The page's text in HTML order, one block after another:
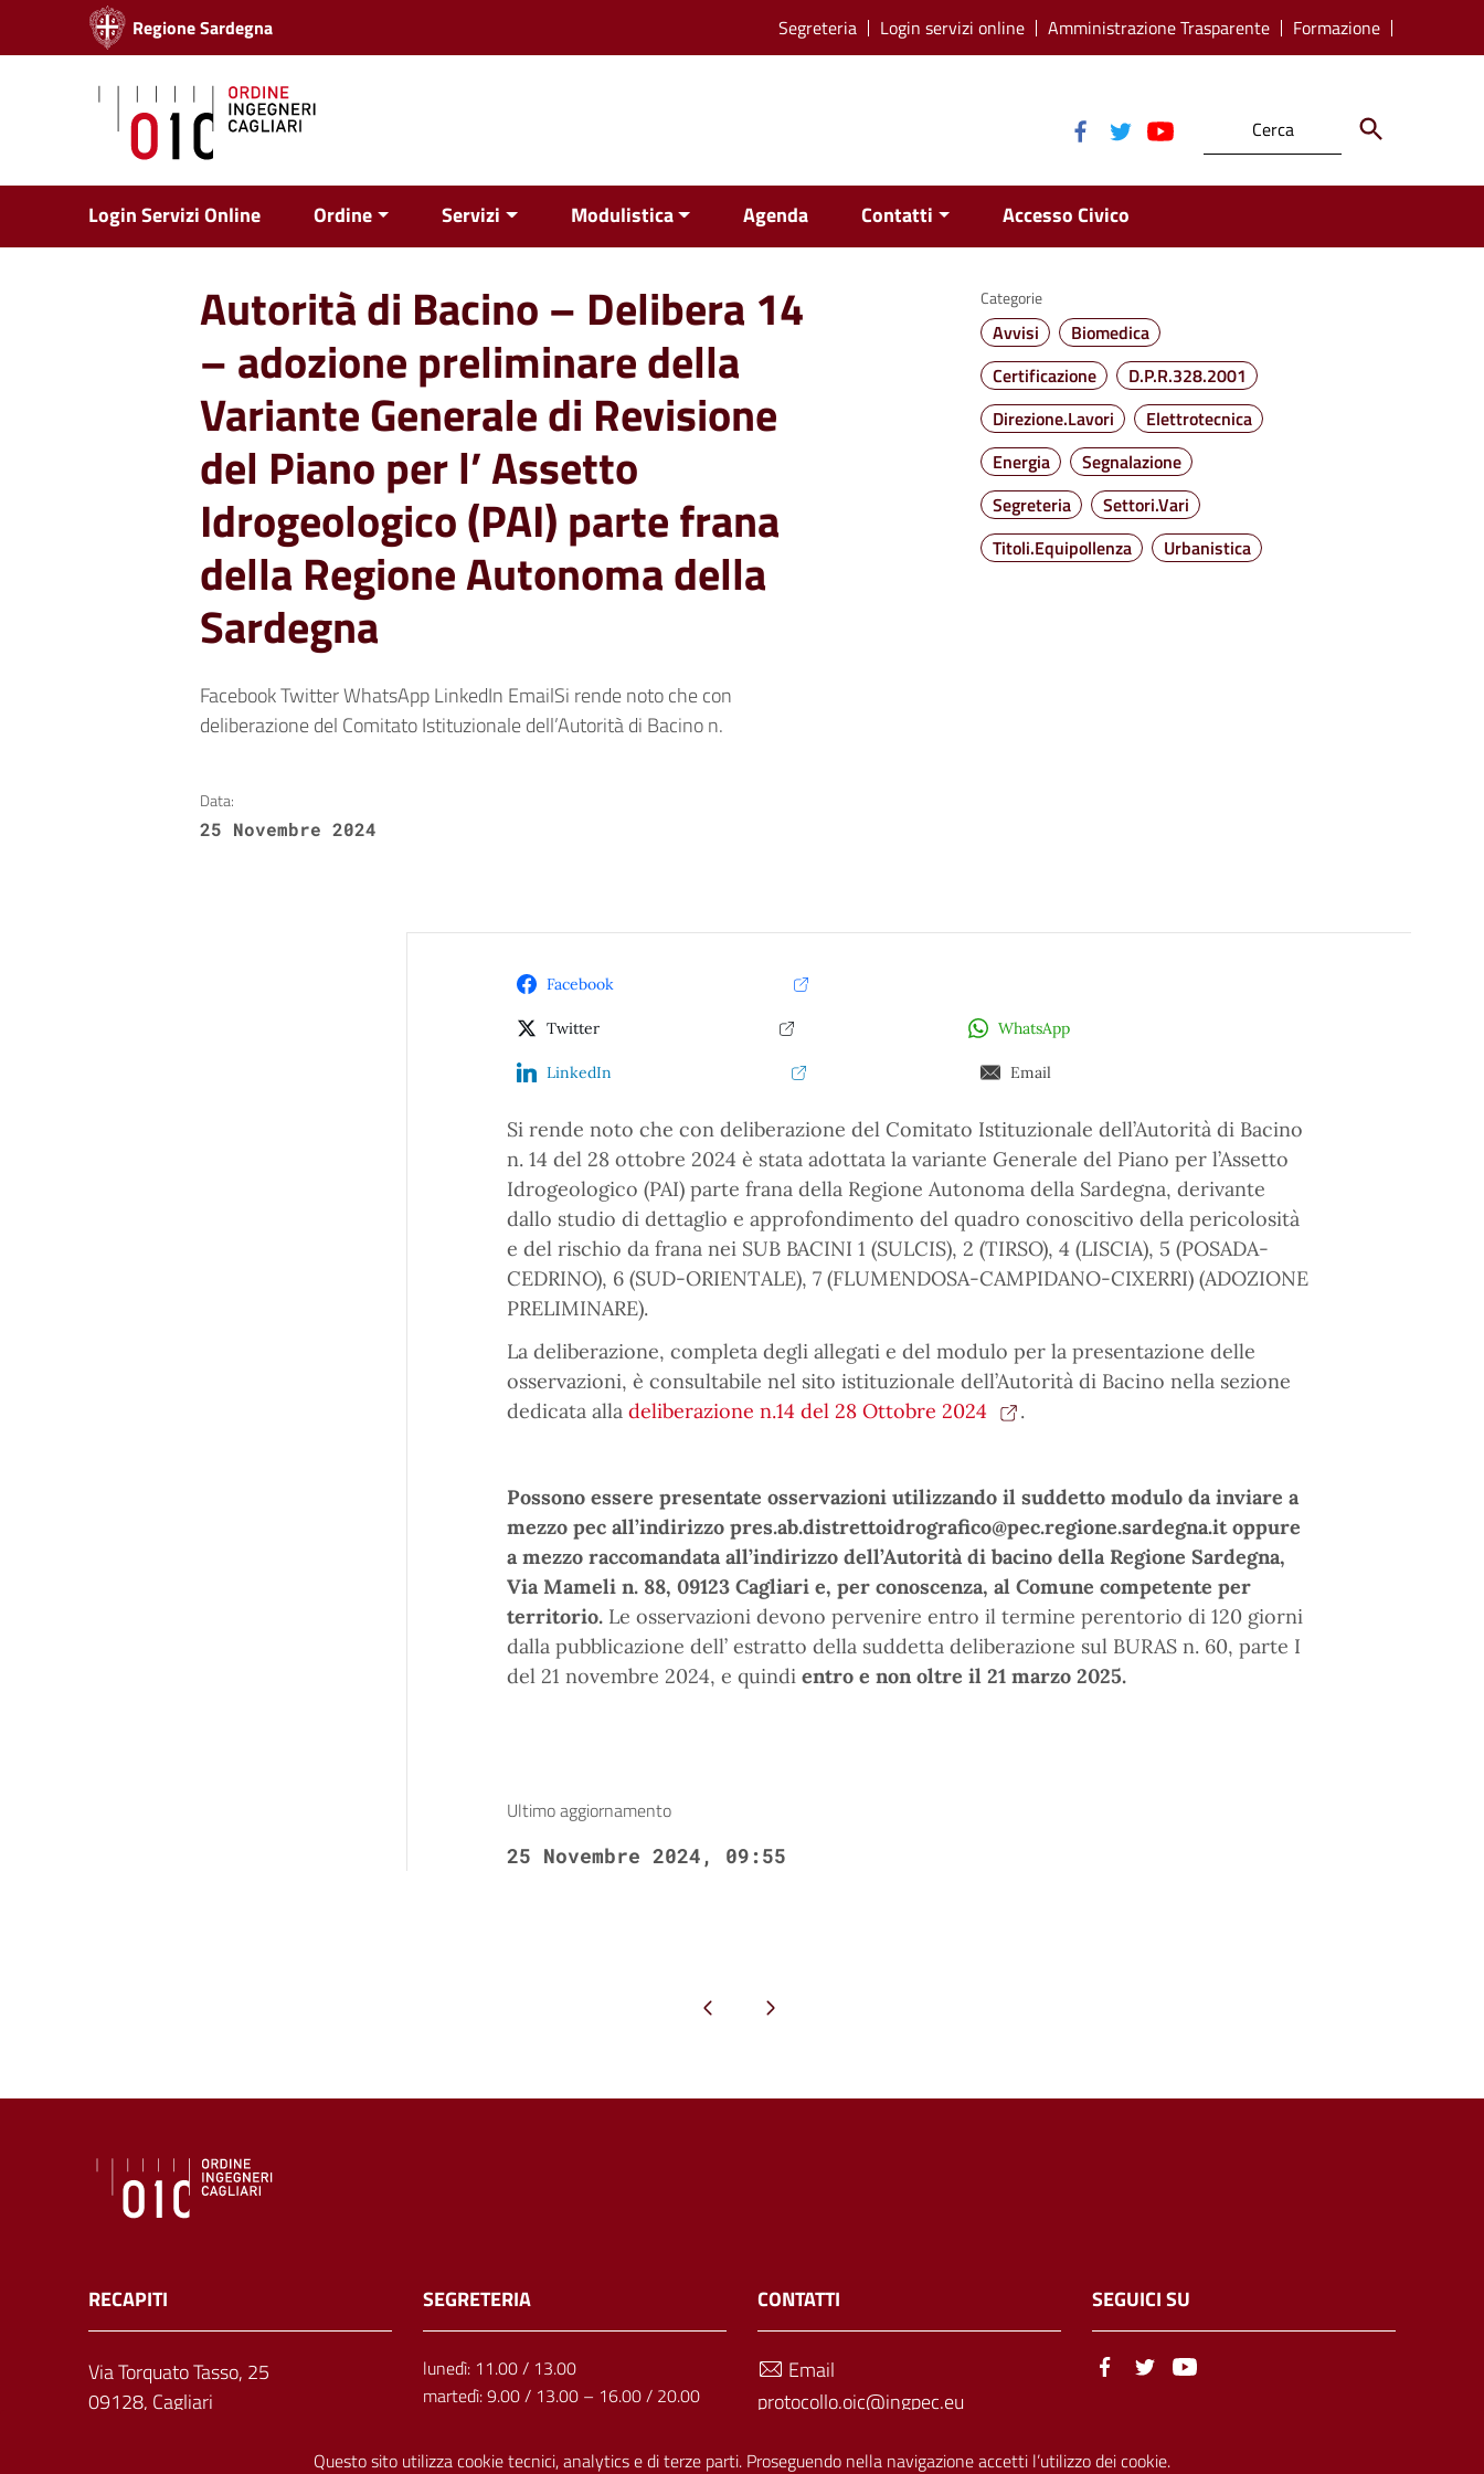
Questo sito utilizza cookie tecnici, analytics e di terze parti. Proseguendo nella navigazione accetti l’utilizzo dei cookie.
Vai ai contenuti
Vai al menu di navigazione
Regione Sardegna Segreteria Login servizi online Amministrazione Trasparente Formazione
Login Servizi Online Ordine Servizi Modulistica Agenda Contatti Accesso Civico
Autorità di Bacino – Delibera 14
– adozione preliminare della
Variante Generale di Revisione
del Piano per l’ Assetto
Idrogeologico (PAI) parte frana
della Regione Autonoma della
Sardegna
Facebook Twitter WhatsApp LinkedIn EmailSi rende noto che con
deliberazione del Comitato Istituzionale dell’Autorità di Bacino n.
Categorie
Avvisi
Biomedica
Certificazione
D.P.R.328.2001
Direzione.Lavori
Elettrotecnica
Energia
Segnalazione
Segreteria
Settori.Vari
Titoli.Equipollenza
Urbanistica
Data:
25 Novembre 2024
Facebook
Twitter WhatsApp
LinkedIn Email
Si rende noto che con deliberazione del Comitato Istituzionale dell’Autorità di Bacino
n. 14 del 28 ottobre 2024 è stata adottata la variante Generale del Piano per l’Assetto
Idrogeologico (PAI) parte frana della Regione Autonoma della Sardegna, derivante
dallo studio di dettaglio e approfondimento del quadro conoscitivo della pericolosità
e del rischio da frana nei SUB BACINI 1 (SULCIS), 2 (TIRSO), 4 (LISCIA), 5 (POSADA-
CEDRINO), 6 (SUD-ORIENTALE), 7 (FLUMENDOSA-CAMPIDANO-CIXERRI) (ADOZIONE
PRELIMINARE).
La deliberazione, completa degli allegati e del modulo per la presentazione delle
osservazioni, è consultabile nel sito istituzionale dell’Autorità di Bacino nella sezione
dedicata alla deliberazione n.14 del 28 Ottobre 2024 .
Possono essere presentate osservazioni utilizzando il suddetto modulo da inviare a
mezzo pec all’indirizzo pres.ab.distrettoidrografico@pec.regione.sardegna.it oppure
a mezzo raccomandata all’indirizzo dell’Autorità di bacino della Regione Sardegna,
Via Mameli n. 88, 09123 Cagliari e, per conoscenza, al Comune competente per
territorio.Le osservazioni devono pervenire entro il termine perentorio di 120 giorni
dalla pubblicazione dell’ estratto della suddetta deliberazione sul BURAS n. 60, parte I
del 21 novembre 2024, e quindi entro e non oltre il 21 marzo 2025.
Ultimo aggiornamento
25 Novembre 2024, 09:55
Pagina precedentePagina successiva
RECAPITI
Via Torquato Tasso, 25
09128, Cagliari
SEGRETERIA
lunedì: 11.00 / 13.00
martedì: 9.00 / 13.00 – 16.00 / 20.00
giovedì: 9.00 / 13.00 – 16.00 / 20.00
CONTATTI
Email
protocollo.oic@ingpec.eu
Telefono
SEGUICI SU